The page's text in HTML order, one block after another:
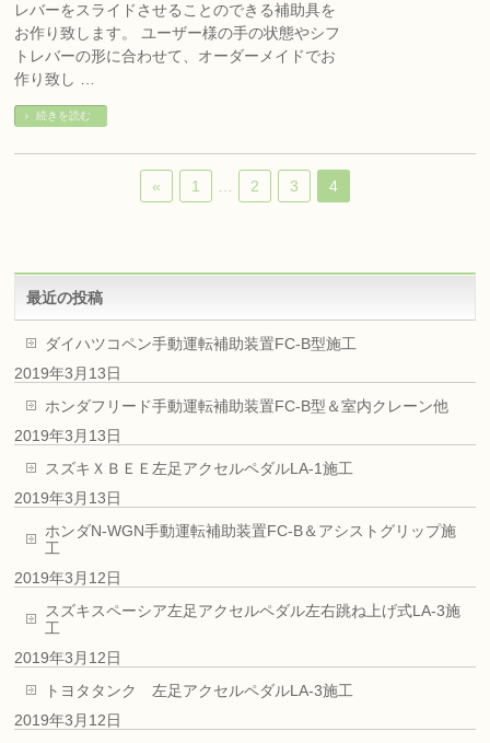
レバーをスライドさせることのできる補助具を
お作り致します。 ユーザー様の手の状態やシフ
トレバーの形に合わせて、オーダーメイドでお
作り致し …
続きを読む
« 1 2 3 4
最近の投稿
ダイハツコペン手動運転補助装置FC-B型施工
2019年3月13日
ホンダフリード手動運転補助装置FC-B型＆室内クレーン他
2019年3月13日
スズキＸＢＥＥ左足アクセルペダルLA-1施工
2019年3月13日
ホンダN-WGN手動運転補助装置FC-B＆アシストグリップ施
工
2019年3月12日
スズキスペーシア左足アクセルペダル左右跳ね上げ式LA-3施
工
2019年3月12日
トヨタタンク 左足アクセルペダルLA-3施工
2019年3月12日